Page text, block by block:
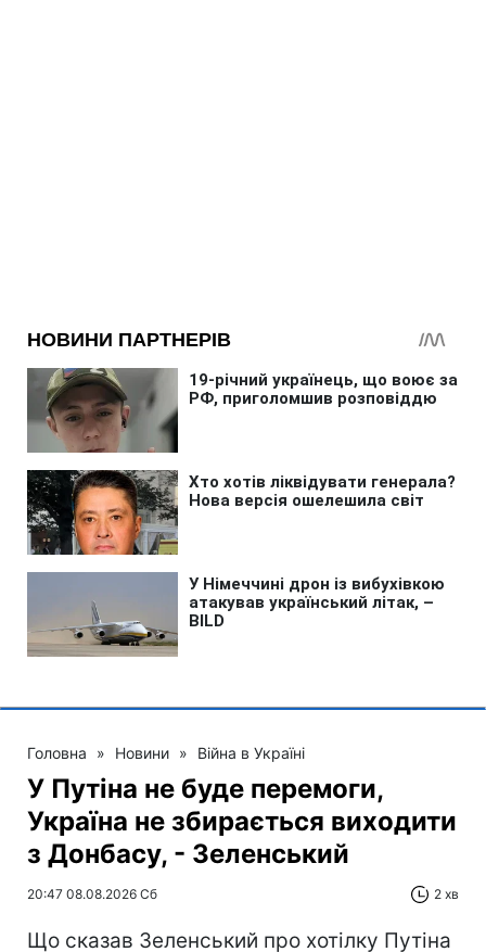
Головна » Новини » Війна в Україні
У Путіна не буде перемоги,
Україна не збирається виходити
з Донбасу, - Зеленський
20:47 08.08.2026 Сб 2 хв
Що сказав Зеленський про хотілку Путіна